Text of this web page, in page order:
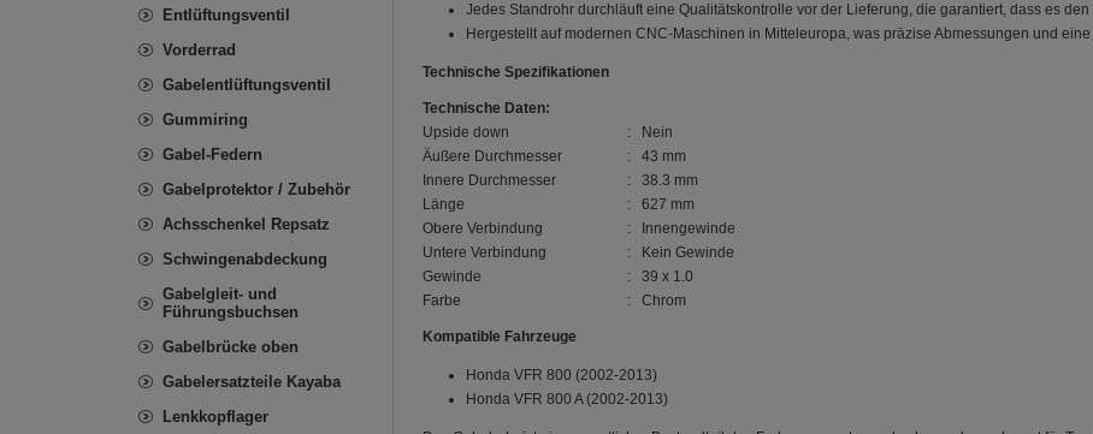
Jedes Standrohr durchläuft eine Qualitätskontrolle vor der Lieferung, die garantiert, dass es
Hergestellt auf modernen CNC-Maschinen in Mitteleuropa, was präzise Abmessungen und
Technische Spezifikationen
Technische Daten:
Upside down
: Nein
Äußere Durchmesser
: 43 mm
Innere Durchmesser
: 38.3 mm
Länge
: 627 mm
Obere Verbindung
: Innengewinde
Untere Verbindung
: Kein Gewinde
Gewinde
: 39 x 1.0
Farbe
: Chrom
Kompatible Fahrzeuge
Honda VFR 800 (2002-2013)
Honda VFR 800 A (2002-2013)
Entlüftungsventil
Vorderrad
Gabelentlüftungsventil
Gummiring
Gabel-Federn
Gabelprotektor / Zubehör
Achsschenkel Repsatz
Schwingenabdeckung
Gabelgleit- und
Führungsbuchsen
Gabelbrücke oben
Gabelersatzteile Kayaba
Lenkkopflager